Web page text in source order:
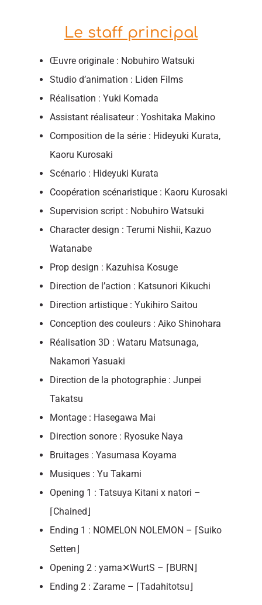
Le staff principal
Œuvre originale : Nobuhiro Watsuki
Studio d’animation : Liden Films
Réalisation : Yuki Komada
Assistant réalisateur : Yoshitaka Makino
Composition de la série : Hideyuki Kurata,
Kaoru Kurosaki
Scénario : Hideyuki Kurata
Coopération scénaristique : Kaoru Kurosaki
Supervision script : Nobuhiro Watsuki
Character design : Terumi Nishii, Kazuo
Watanabe
Prop design : Kazuhisa Kosuge
Direction de l’action : Katsunori Kikuchi
Direction artistique : Yukihiro Saitou
Conception des couleurs : Aiko Shinohara
Réalisation 3D : Wataru Matsunaga,
Nakamori Yasuaki
Direction de la photographie : Junpei
Takatsu
Montage : Hasegawa Mai
Direction sonore : Ryosuke Naya
Bruitages : Yasumasa Koyama
Musiques : Yu Takami
Opening 1 : Tatsuya Kitani x natori –
⌈Chained⌋
Ending 1 : NOMELON NOLEMON – ⌈Suiko
Setten⌋
Opening 2 : yama✕WurtS – ⌈BURN⌋
Ending 2 : Zarame – ⌈Tadahitotsu⌋